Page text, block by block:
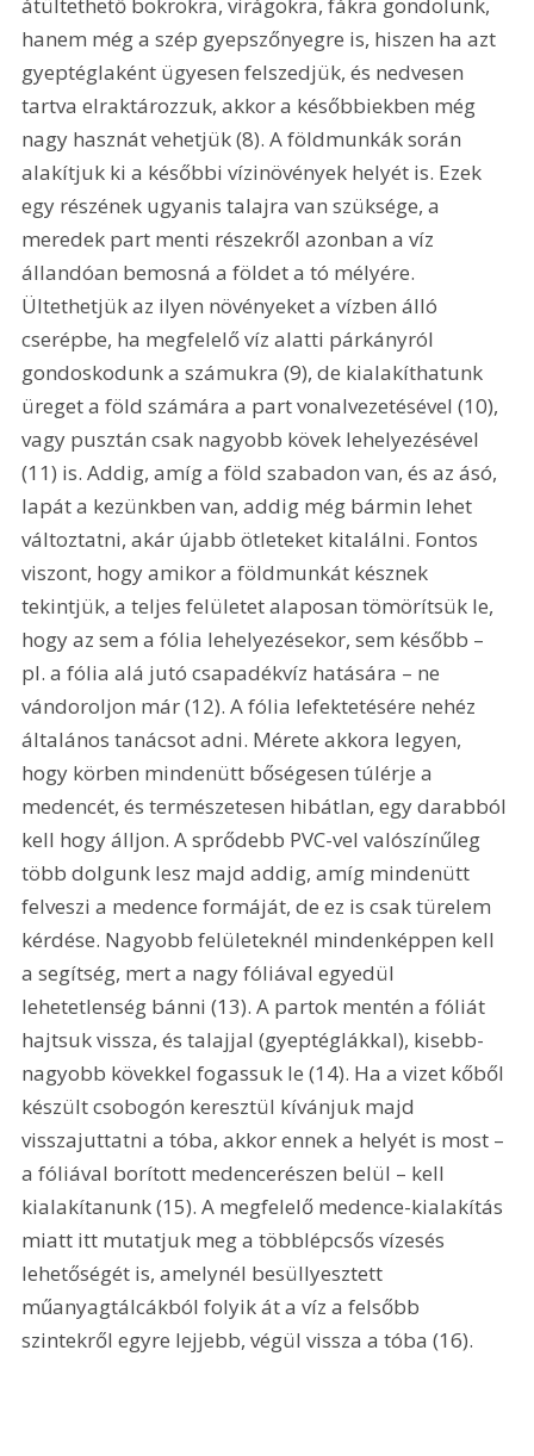
átültethető bokrokra, virágokra, fákra gondolunk,
hanem még a szép gyepszőnyegre is, hiszen ha azt
gyeptéglaként ügyesen felszedjük, és nedvesen
tartva elraktározzuk, akkor a későbbiekben még
nagy hasznát vehetjük (8). A földmunkák során
alakítjuk ki a későbbi vízinövények helyét is. Ezek
egy részének ugyanis talajra van szüksége, a
meredek part menti részekről azonban a víz
állandóan bemosná a földet a tó mélyére.
Ültethetjük az ilyen növényeket a vízben álló
cserépbe, ha megfelelő víz alatti párkányról
gondoskodunk a számukra (9), de kialakíthatunk
üreget a föld számára a part vonalvezetésével (10),
vagy pusztán csak nagyobb kövek lehelyezésével
(11) is. Addig, amíg a föld szabadon van, és az ásó,
lapát a kezünkben van, addig még bármin lehet
változtatni, akár újabb ötleteket kitalálni. Fontos
viszont, hogy amikor a földmunkát késznek
tekintjük, a teljes felületet alaposan tömörítsük le,
hogy az sem a fólia lehelyezésekor, sem később –
pl. a fólia alá jutó csapadékvíz hatására – ne
vándoroljon már (12). A fólia lefektetésére nehéz
általános tanácsot adni. Mérete akkora legyen,
hogy körben mindenütt bőségesen túlérje a
medencét, és természetesen hibátlan, egy darabból
kell hogy álljon. A sprődebb PVC-vel valószínűleg
több dolgunk lesz majd addig, amíg mindenütt
felveszi a medence formáját, de ez is csak türelem
kérdése. Nagyobb felületeknél mindenképpen kell
a segítség, mert a nagy fóliával egyedül
lehetetlenség bánni (13). A partok mentén a fóliát
hajtsuk vissza, és talajjal (gyeptéglákkal), kisebb-
nagyobb kövekkel fogassuk le (14). Ha a vizet kőből
készült csobogón keresztül kívánjuk majd
visszajuttatni a tóba, akkor ennek a helyét is most –
a fóliával borított medencerészen belül – kell
kialakítanunk (15). A megfelelő medence-kialakítás
miatt itt mutatjuk meg a többlépcsős vízesés
lehetőségét is, amelynél besüllyesztett
műanyagtálcákból folyik át a víz a felsőbb
szintekről egyre lejjebb, végül vissza a tóba (16).